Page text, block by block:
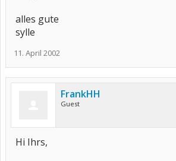
alles gute
sylle
11. April 2002
FrankHH
Guest
Hi Ihrs,